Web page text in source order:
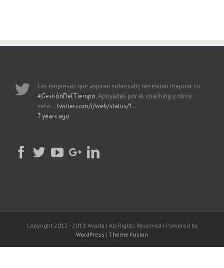
Las empresas que aspiran sobresalir, necesitan mejorar su
#GestiónDelTiempo. Apoyadas por el coaching y otros
servi…twitter.com/i/web/status/1…
7 years ago
Copyright 2012 - 2019 Avada | All Rights Reserved | Powered by
WordPress | Theme Fusion